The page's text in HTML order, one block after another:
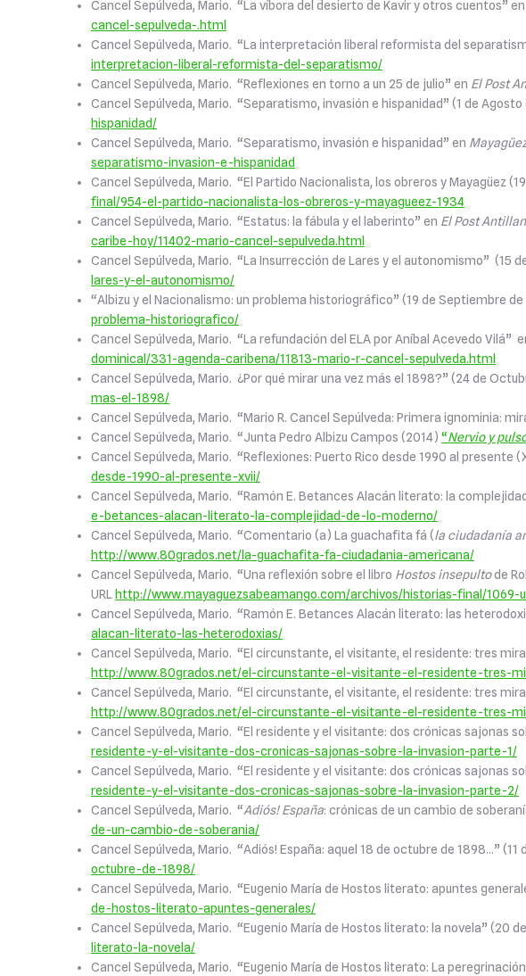
Cancel Sepúlveda, Mario. “La víbora del desierto de Kavir y otros cuentos” en
cancel-sepulveda-.html
Cancel Sepúlveda, Mario. “La interpretación liberal reformista del
interpretacion-liberal-reformista-del-separatismo/
Cancel Sepúlveda, Mario. “Reflexiones en torno a un 25 de julio” en El Post
Cancel Sepúlveda, Mario. “Separatismo, invasión e hispanidad” (1 de Agosto
hispanidad/
Cancel Sepúlveda, Mario. “Separatismo, invasión e hispanidad” en
separatismo-invasion-e-hispanidad
Cancel Sepúlveda, Mario. “El Partido Nacionalista, los obreros y Mayagüez
final/954-el-partido-nacionalista-los-obreros-y-mayagueez-1934
Cancel Sepúlveda, Mario. “Estatus: la fábula y el laberinto” en El Post
caribe-hoy/11402-mario-cancel-sepulveda.html
Cancel Sepúlveda, Mario. “La Insurrección de Lares y el autonomismo” (15
lares-y-el-autonomismo/
“Albizu y el Nacionalismo: un problema historiográfico” (19 de Septiembre de
problema-historiografico/
Cancel Sepúlveda, Mario. “La refundación del ELA por Aníbal Acevedo Vilá”
dominical/331-agenda-caribena/11813-mario-r-cancel-sepulveda.html
Cancel Sepúlveda, Mario. ¿Por qué mirar una vez más el 1898?” (24 de
mas-el-1898/
Cancel Sepúlveda, Mario. “Mario R. Cancel Sepúlveda: Primera ignominia:
Cancel Sepúlveda, Mario. “Junta Pedro Albizu Campos (2014) “Nervio y
Cancel Sepúlveda, Mario. “Reflexiones: Puerto Rico desde 1990 al presente
desde-1990-al-presente-xvii/
Cancel Sepúlveda, Mario. “Ramón E. Betances Alacán literato: la
e-betances-alacan-literato-la-complejidad-de-lo-moderno/
Cancel Sepúlveda, Mario. “Comentario (a) La guachafita fá (la ciudadanía
http://www.80grados.net/la-guachafita-fa-ciudadania-americana/
Cancel Sepúlveda, Mario. “Una reflexión sobre el libro Hostos insepultode
URL http://www.mayaguezsabeamango.com/archivos/historias-final/
Cancel Sepúlveda, Mario. “Ramón E. Betances Alacán literato: las
alacan-literato-las-heterodoxias/
Cancel Sepúlveda, Mario. “El circunstante, el visitante, el residente: tres
http://www.80grados.net/el-circunstante-el-visitante-el-residente-tres-
Cancel Sepúlveda, Mario. “El circunstante, el visitante, el residente: tres
http://www.80grados.net/el-circunstante-el-visitante-el-residente-tres-
Cancel Sepúlveda, Mario. “El residente y el visitante: dos crónicas sajonas
residente-y-el-visitante-dos-cronicas-sajonas-sobre-la-invasion-parte-1/
Cancel Sepúlveda, Mario. “El residente y el visitante: dos crónicas sajonas
residente-y-el-visitante-dos-cronicas-sajonas-sobre-la-invasion-parte-2/
Cancel Sepúlveda, Mario. “Adiós! España: crónicas de un cambio de
de-un-cambio-de-soberania/
Cancel Sepúlveda, Mario. “Adiós! España: aquel 18 de octubre de 1898…” (11
octubre-de-1898/
Cancel Sepúlveda, Mario. “Eugenio María de Hostos literato: apuntes
de-hostos-literato-apuntes-generales/
Cancel Sepúlveda, Mario. “Eugenio María de Hostos literato: la novela” (20
literato-la-novela/
Cancel Sepúlveda, Mario. “Eugenio María de Hostos literato: La